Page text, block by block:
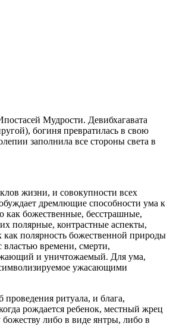
Мудрости. Девибхагавата
богиня превратилась в свою
заполнила все стороны света в
жизни, и совокупности всех
дремлющие способности ума к
как божественные, бесстрашные,
полярные, контрастные аспекты,
полярность божественной природы
властью времени, смерти,
и уничтожаемый. Для ума,
символизируемое ужасающими
ритуала, и блага,
рождается ребенок, местный жрец
либо в виде янтры, либо в